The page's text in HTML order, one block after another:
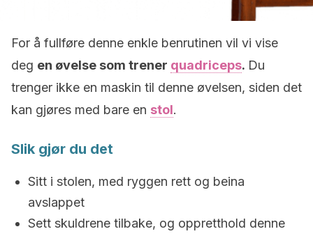
For å fullføre denne enkle benrutinen vil vi vise
deg en øvelse som trener quadriceps. Du
trenger ikke en maskin til denne øvelsen, siden det
kan gjøres med bare en stol.
Slik gjør du det
Sitt i stolen, med ryggen rett og beina
avslappet
Sett skuldrene tilbake, og oppretthold denne